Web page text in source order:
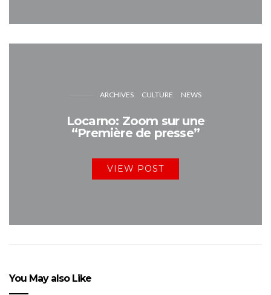
ARCHIVES CULTURE NEWS
Locarno: Zoom sur une
“Première de presse”
VIEW POST
You May also Like